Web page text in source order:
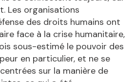
Les organisations
des droits humains ont
face à la crise humanitaire,
sous-estimé le pouvoir des
en particulier, et ne se
sur la manière de